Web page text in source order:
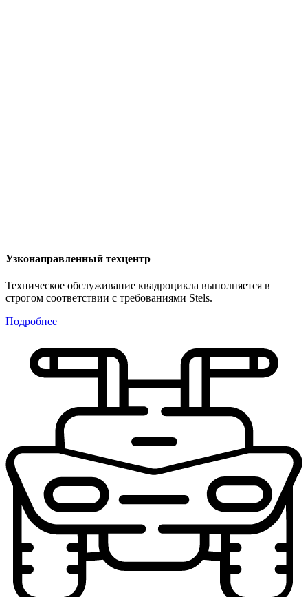
Узконаправленный техцентр
Техническое обслуживание квадроцикла выполняется в
строгом соответствии с требованиями Stels.
Подробнее